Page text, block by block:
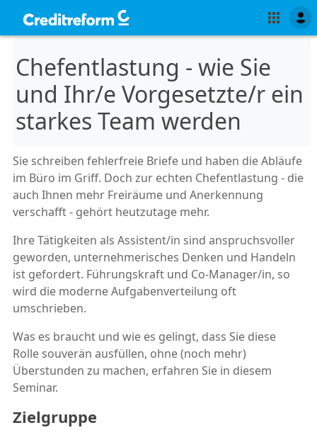
Chefentlastung - wie Sie
und Ihr/e Vorgesetzte/r ein
starkes Team werden
Sie schreiben fehlerfreie Briefe und haben die Abläufe
im Büro im Griff. Doch zur echten Chefentlastung - die
auch Ihnen mehr Freiräume und Anerkennung
verschafft - gehört heutzutage mehr.
Ihre Tätigkeiten als Assistent/in sind anspruchsvoller
geworden, unternehmerisches Denken und Handeln
ist gefordert. Führungskraft und Co-Manager/in, so
wird die moderne Aufgabenverteilung oft
umschrieben.
Was es braucht und wie es gelingt, dass Sie diese
Rolle souverän ausfüllen, ohne (noch mehr)
Überstunden zu machen, erfahren Sie in diesem
Seminar.
Zielgruppe